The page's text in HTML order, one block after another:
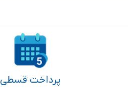
پرداخت قسطی